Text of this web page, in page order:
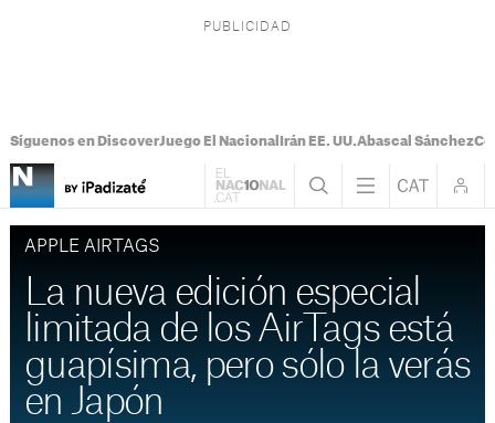
Síguenos en DiscoverJuego El Nacional Irán EE. UU.Abascal Sánchez
APPLE AIRTAGS
La nueva edición especial
limitada de los AirTags está
guapísima, pero sólo la verás
en Japón